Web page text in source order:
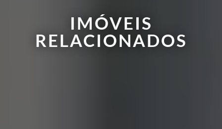
IMÓVEIS
RELACIONADOS